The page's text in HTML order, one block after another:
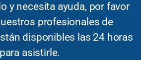
y necesita ayuda, por favor
profesionales de
disponibles las 24 horas
para asistirle.